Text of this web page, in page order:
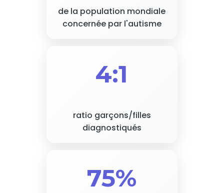
de la population mondiale
concernée par l'autisme
4:1
ratio garçons/filles
diagnostiqués
75%